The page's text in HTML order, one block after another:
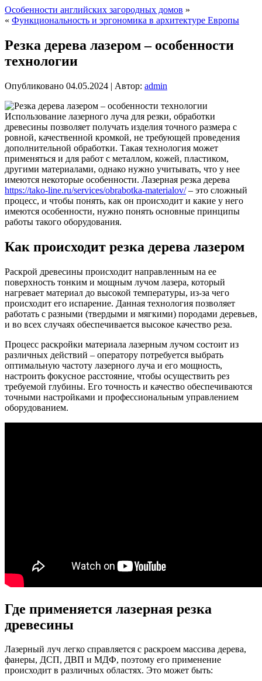
Особенности английских загородных домов »
« Функциональность и эргономика в архитектуре Европы
Резка дерева лазером – особенности
технологии
Опубликовано 04.05.2024 | Автор: admin
Использование лазерного луча для резки, обработки
древесины позволяет получать изделия точного размера с
ровной, качественной кромкой, не требующей проведения
дополнительной обработки. Такая технология может
применяться и для работ с металлом, кожей, пластиком,
другими материалами, однако нужно учитывать, что у нее
имеются некоторые особенности. Лазерная резка дерева
https://tako-line.ru/services/obrabotka-materialov/– это сложный
процесс, и чтобы понять, как он происходит и какие у него
имеются особенности, нужно понять основные принципы
работы такого оборудования.
Как происходит резка дерева лазером
Раскрой древесины происходит направленным на ее
поверхность тонким и мощным лучом лазера, который
нагревает материал до высокой температуры, из-за чего
происходит его испарение. Данная технология позволяет
работать с разными (твердыми и мягкими) породами деревьев,
и во всех случаях обеспечивается высокое качество реза.
Процесс раскройки материала лазерным лучом состоит из
различных действий – оператору потребуется выбрать
оптимальную частоту лазерного луча и его мощность,
настроить фокусное расстояние, чтобы осуществить рез
требуемой глубины. Его точность и качество обеспечиваются
точными настройками и профессиональным управлением
оборудованием.
Где применяется лазерная резка
древесины
Лазерный луч легко справляется с раскроем массива дерева,
фанеры, ДСП, ДВП и МДФ, поэтому его применение
происходит в различных областях. Это может быть: